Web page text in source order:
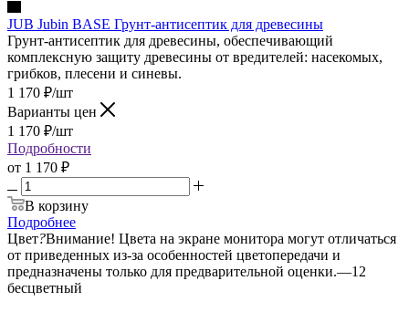
JUB Jubin BASE Грунт-антисептик для древесины
Грунт-антисептик для древесины, обеспечивающий
комплексную защиту древесины от вредителей: насекомых,
грибков, плесени и синевы.
1 170 ₽/шт
Варианты цен
1 170 ₽/шт
Подробности
от 1 170 ₽
В корзину
Подробнее
Цвет?Внимание! Цвета на экране монитора могут отличаться
от приведенных из-за особенностей цветопередачи и
предназначены только для предварительной оценки.—12
бесцветный